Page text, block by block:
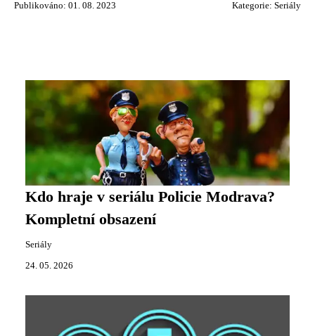
Publikováno: 01. 08. 2023 Kategorie: Seriály
Kdo hraje v seriálu Policie Modrava?
Kompletní obsazení
Seriály
24. 05. 2026